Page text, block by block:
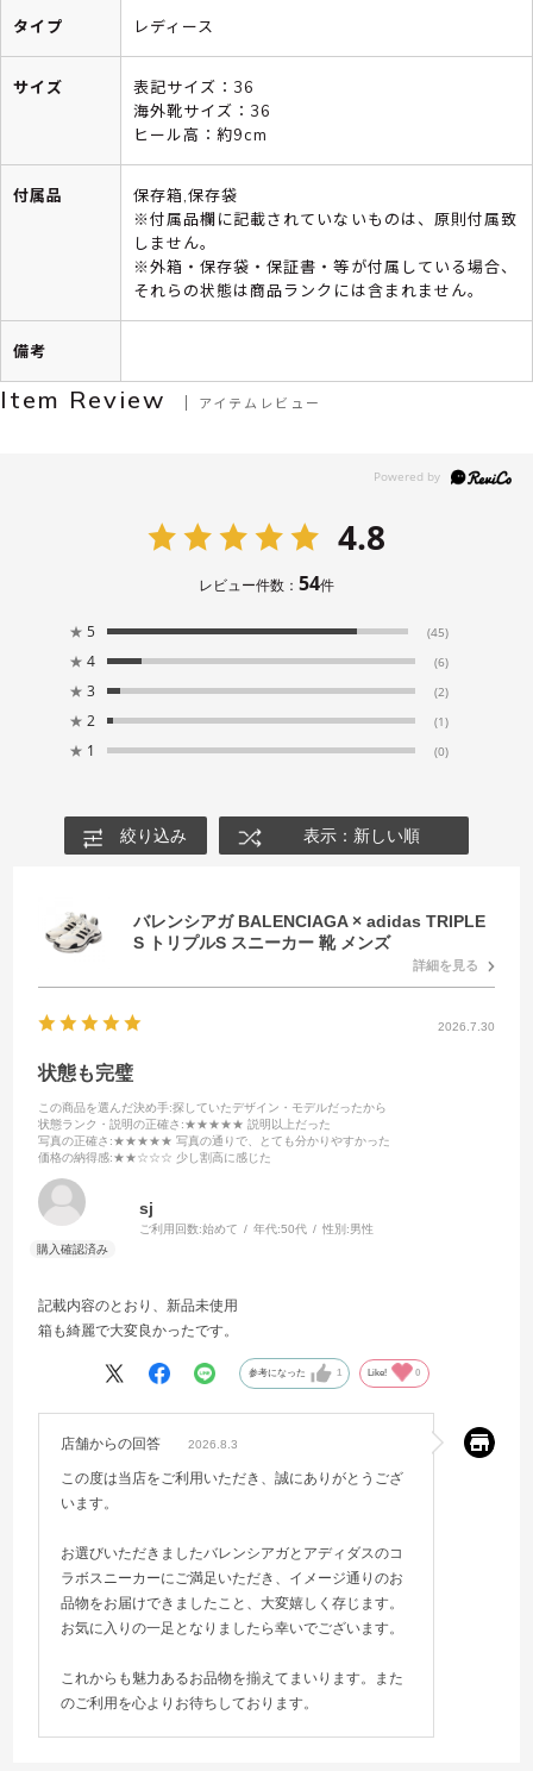
タイプ レディース
サイズ
表記サイズ：36
海外靴サイズ：36
ヒール高：約9cm
付属品
保存箱,保存袋
※付属品欄に記載されていないものは、原則付属致
しません。
※外箱・保存袋・保証書・等が付属している場合、
それらの状態は商品ランクには含まれません。
備考
Item Review アイテムレビュー
4.8
レビュー件数： 54件
★ 5 (45)
★ 4 (6)
★ 3 (2)
★ 2 (1)
★ 1 (0)
絞り込み 表示：新しい順
バレンシアガ BALENCIAGA × adidas TRIPLE
S トリプルS スニーカー 靴 メンズ
詳細を見る
2026.7.30
状態も完璧
この商品を選んだ決め手:探していたデザイン・モデルだったから
状態ランク・説明の正確さ :★★★★★ 説明以上だった
写真の正確さ :★★★★★ 写真の通りで、とても分かりやすかった
価格の納得感:★★☆☆☆ 少し割高に感じた
sj
ご利用回数:始めて 年代:50代 性別:男性
記載内容のとおり、新品未使用
箱も綺麗で大変良かったです。
参考になった 1 Like! 0
店舗からの回答 2026.8.3
この度は当店をご利用いただき、誠にありがとうござ
います。
お選びいただきましたバレンシアガとアディダスのコ
ラボスニーカーにご満足いただき、イメージ通りのお
品物をお届けできましたこと、大変嬉しく存じます。
お気に入りの一足となりましたら幸いでございます。
これからも魅力あるお品物を揃えてまいります。また
のご利用を心よりお待ちしております。